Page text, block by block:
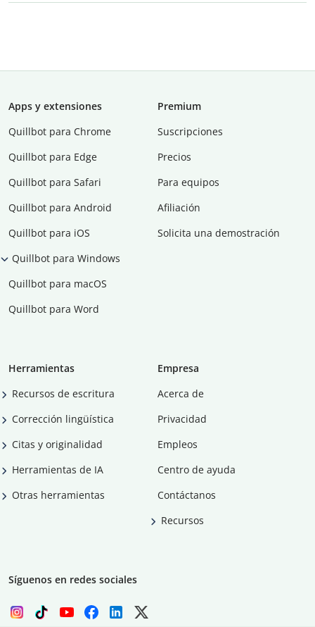
Apps y extensiones
Quillbot para Chrome
Quillbot para Edge
Quillbot para Safari
Quillbot para Android
Quillbot para iOS
Quillbot para Windows
Quillbot para macOS
Quillbot para Word
Premium
Suscripciones
Precios
Para equipos
Afiliación
Solicita una demostración
Herramientas
Recursos de escritura
Corrección lingüística
Citas y originalidad
Herramientas de IA
Otras herramientas
Empresa
Acerca de
Privacidad
Empleos
Centro de ayuda
Contáctanos
Recursos
Síguenos en redes sociales